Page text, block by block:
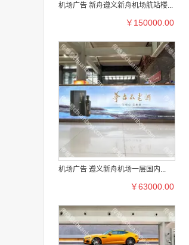
机场广告 新舟遵义新舟机场航站楼...
￥150000.00
机场广告 遵义新舟机场一层国内...
￥63000.00